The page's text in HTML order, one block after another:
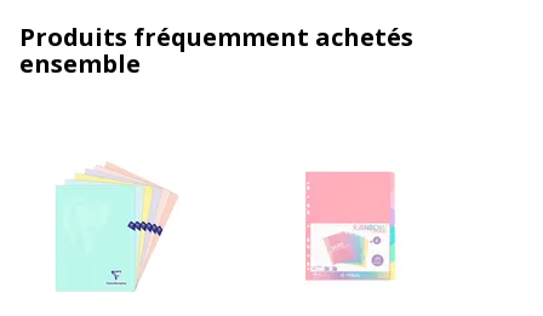
Produits fréquemment achetés
ensemble